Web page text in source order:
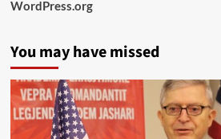
WordPress.org
You may have missed